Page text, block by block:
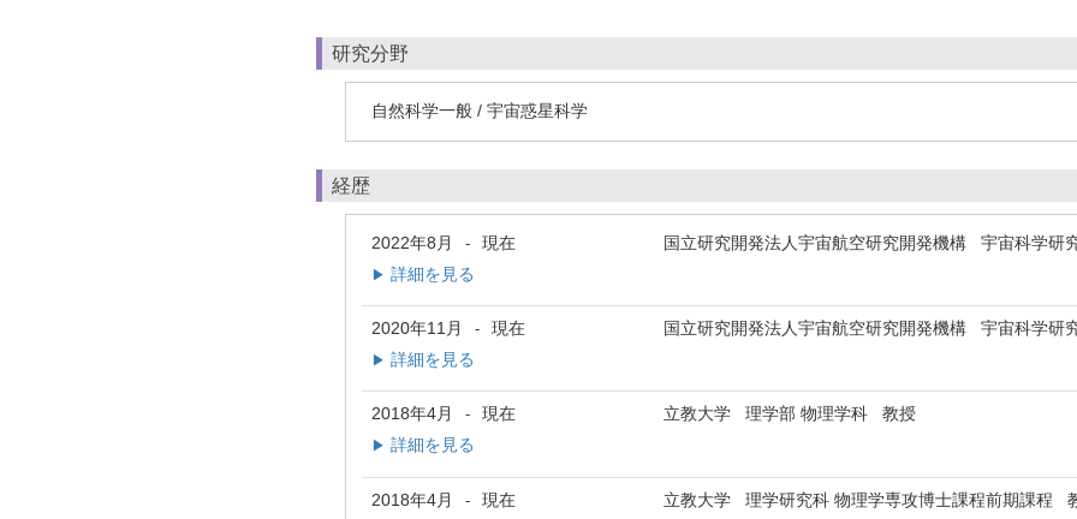
研究分野
自然科学一般 / 宇宙惑星科学
経歴
2022年8月 - 現在 国立研究開発法人宇宙航空研究開発機構 宇宙科学
▶ 詳細を見る
2020年11月 - 現在 国立研究開発法人宇宙航空研究開発機構 宇宙科学研
▶ 詳細を見る
2018年4月 - 現在 立教大学 理学部 物理学科 教授
▶ 詳細を見る
2018年4月 - 現在 立教大学 理学研究科 物理学専攻博士課程前期課程